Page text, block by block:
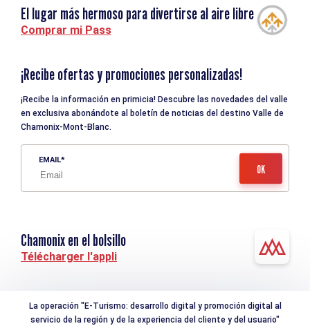
El lugar más hermoso para divertirse al aire libre
Comprar mi Pass
¡Recibe ofertas y promociones personalizadas!
¡Recibe la información en primicia! Descubre las novedades del valle
en exclusiva abonándote al boletín de noticias del destino Valle de
Chamonix-Mont-Blanc.
EMAIL
Chamonix en el bolsillo
Télécharger l'appli
La operación "E-Turismo: desarrollo digital y promoción digital al
servicio de la región y de la experiencia del cliente y del usuario"